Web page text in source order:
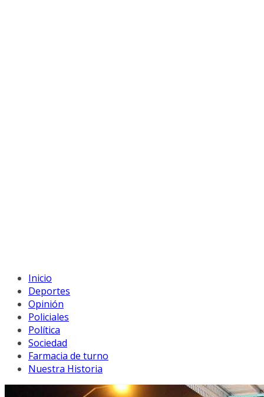
Inicio
Deportes
Opinión
Policiales
Política
Sociedad
Farmacia de turno
Nuestra Historia